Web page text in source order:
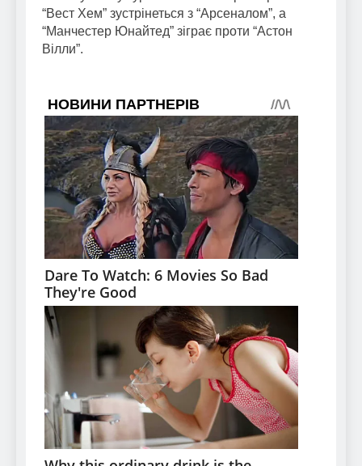
“Вест Хем” зустрінеться з “Арсеналом”, а
“Манчестер Юнайтед” зіграє проти “Астон
Вілли”.